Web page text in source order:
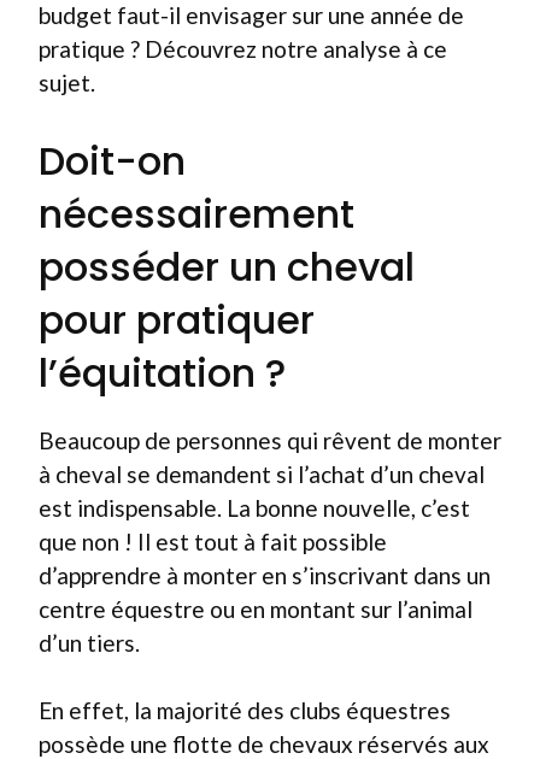
budget faut-il envisager sur une année de
pratique ? Découvrez notre analyse à ce
sujet.
Doit-on
nécessairement
posséder un cheval
pour pratiquer
l’équitation ?
Beaucoup de personnes qui rêvent de monter
à cheval se demandent si l’achat d’un cheval
est indispensable. La bonne nouvelle, c’est
que non ! Il est tout à fait possible
d’apprendre à monter en s’inscrivant dans un
centre équestre ou en montant sur l’animal
d’un tiers.
En effet, la majorité des clubs équestres
possède une flotte de chevaux réservés aux